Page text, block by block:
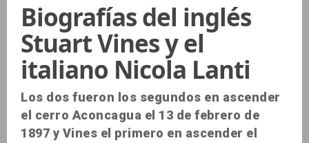
Biografías del inglés
Stuart Vines y el
italiano Nicola Lanti
Los dos fueron los segundos en ascender
el cerro Aconcagua el 13 de febrero de
1897 y Vines el primero en ascender el